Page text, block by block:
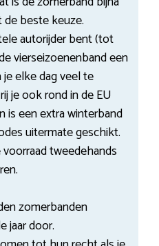
beste keuze.
autorijder bent (tot
vierseizoenenband een
elke dag veel te
je ook rond in de EU
is een extra winterband
uitermate geschikt.
tweedehands
zomerbanden
jaar door.